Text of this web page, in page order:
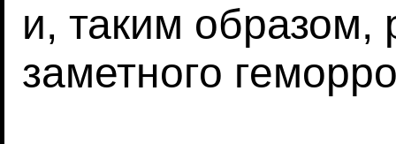
и, таким образом,
заметного